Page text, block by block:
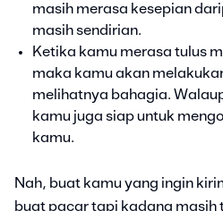
masih merasa kesepian
masih sendirian.
Ketika kamu merasa tulus
maka kamu akan
melihatnya bahagia.
kamu juga siap untuk
kamu.
Nah, buat kamu yang ingin
buat pacar tapi kadang masih